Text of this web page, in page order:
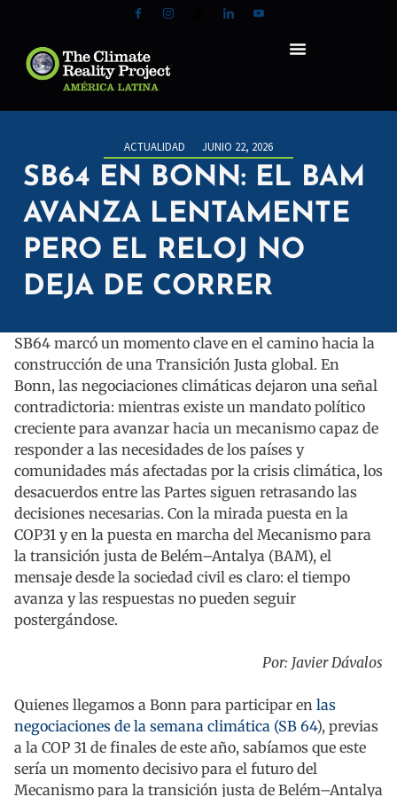
ACTUALIDAD JUNIO 22, 2026
SB64 EN BONN: EL BAM
AVANZA LENTAMENTE
PERO EL RELOJ NO
DEJA DE CORRER
SB64 marcó un momento clave en el camino hacia la
construcción de una Transición Justa global. En
Bonn, las negociaciones climáticas dejaron una señal
contradictoria: mientras existe un mandato político
creciente para avanzar hacia un mecanismo capaz de
responder a las necesidades de los países y
comunidades más afectadas por la crisis climática, los
desacuerdos entre las Partes siguen retrasando las
decisiones necesarias. Con la mirada puesta en la
COP31 y en la puesta en marcha del Mecanismo para
la transición justa de Belém–Antalya (BAM), el
mensaje desde la sociedad civil es claro: el tiempo
avanza y las respuestas no pueden seguir
postergándose.
Por: Javier Dávalos
Quienes llegamos a Bonn para participar en las
negociaciones de la semana climática (SB 64), previas
a la COP 31 de finales de este año, sabíamos que este
sería un momento decisivo para el futuro del
Mecanismo para la transición justa de Belém–Antalya